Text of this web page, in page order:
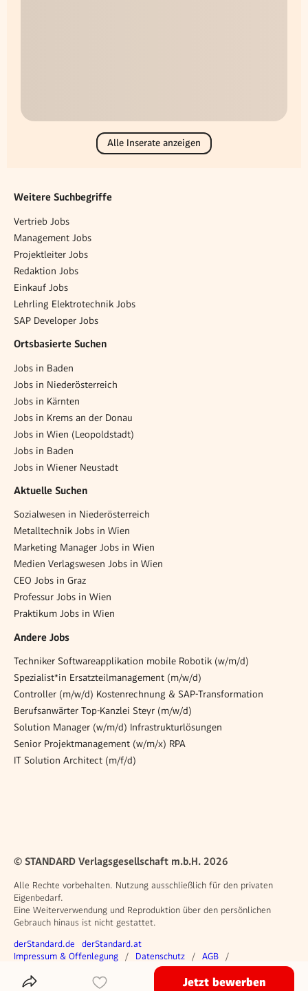
Alle Inserate anzeigen
Weitere Suchbegriffe
Vertrieb Jobs
Management Jobs
Projektleiter Jobs
Redaktion Jobs
Einkauf Jobs
Lehrling Elektrotechnik Jobs
SAP Developer Jobs
Ortsbasierte Suchen
Jobs in Baden
Jobs in Niederösterreich
Jobs in Kärnten
Jobs in Krems an der Donau
Jobs in Wien (Leopoldstadt)
Jobs in Baden
Jobs in Wiener Neustadt
Aktuelle Suchen
Sozialwesen in Niederösterreich
Metalltechnik Jobs in Wien
Marketing Manager Jobs in Wien
Medien Verlagswesen Jobs in Wien
CEO Jobs in Graz
Professur Jobs in Wien
Praktikum Jobs in Wien
Andere Jobs
Techniker Softwareapplikation mobile Robotik (w/m/d)
Spezialist*in Ersatzteilmanagement (m/w/d)
Controller (m/w/d) Kostenrechnung & SAP-Transformation
Berufsanwärter Top-Kanzlei Steyr (m/w/d)
Solution Manager (w/m/d) Infrastrukturlösungen
Senior Projektmanagement (w/m/x) RPA
IT Solution Architect (m/f/d)
Das Inserat Teilen Jetzt bewerben
© STANDARD Verlagsgesellschaft m.b.H. 2026
Alle Rechte vorbehalten. Nutzung ausschließlich für den privaten
Eigenbedarf.
Eine Weiterverwendung und Reproduktion über den persönlichen
Gebrauch hinaus ist nicht gestattet.
Weitere Angebote
derStandard.de derStandard.at
Rechtliches
Impressum & Offenlegung Datenschutz
AGB